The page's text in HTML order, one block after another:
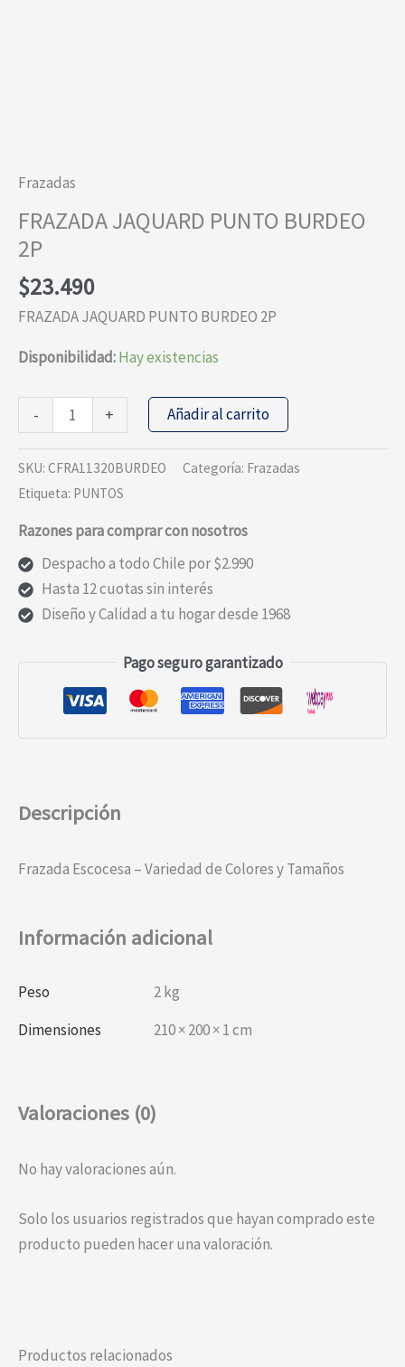
Frazadas
FRAZADA JAQUARD PUNTO BURDEO
2P
$23.490
FRAZADA JAQUARD PUNTO BURDEO 2P
Disponibilidad:Hay existencias
-
FRAZADA
JAQUARD
PUNTO
BURDEO
cantidad
+ Añadir al carrito
SKU: CFRA11320BURDEO Categoría: Frazadas
Etiqueta: PUNTOS
Razones para comprar con nosotros
Despacho a todo Chile por $2.990
Hasta 12 cuotas sin interés
Diseño y Calidad a tu hogar desde 1968
Pago seguro garantizado
Descripción
Frazada Escocesa – Variedad de Colores y Tamaños
Información adicional
Peso
2 kg
Dimensiones
210 × 200 × 1 cm
Valoraciones (0)
No hay valoraciones aún.
Solo los usuarios registrados que hayan comprado este
producto pueden hacer una valoración.
Productos relacionados